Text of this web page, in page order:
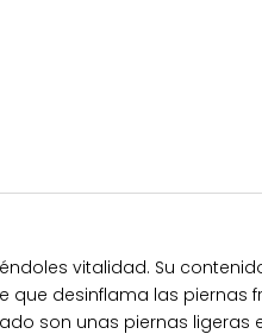
vitalidad. Su
que desinflama las piernas
son unas piernas ligeras